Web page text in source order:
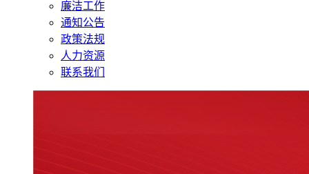
廉洁工作
通知公告
政策法规
人力资源
联系我们